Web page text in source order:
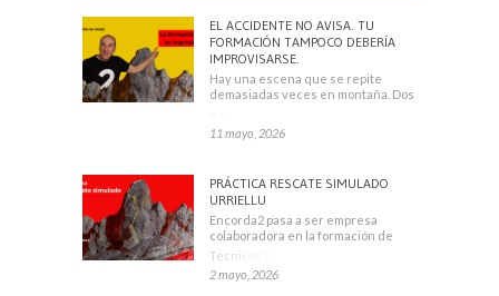
EL ACCIDENTE NO AVISA. TU
FORMACIÓN TAMPOCO DEBERÍA
IMPROVISARSE.
Hay una escena que se repite
demasiadas veces en montaña. Dos
11 mayo, 2026
PRÁCTICA RESCATE SIMULADO
URRIELLU
Encorda2 pasa a ser empresa
colaboradora en la formación de
Técnicos Deportivos
2 mayo, 2026